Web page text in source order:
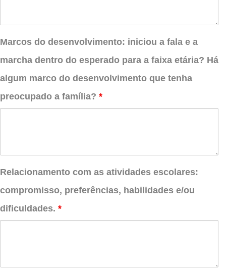
Marcos do desenvolvimento: iniciou a fala e a
marcha dentro do esperado para a faixa etária? Há
algum marco do desenvolvimento que tenha
preocupado a família? *
Relacionamento com as atividades escolares:
compromisso, preferências, habilidades e/ou
dificuldades. *